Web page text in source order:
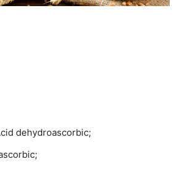
dehydroascorbic;